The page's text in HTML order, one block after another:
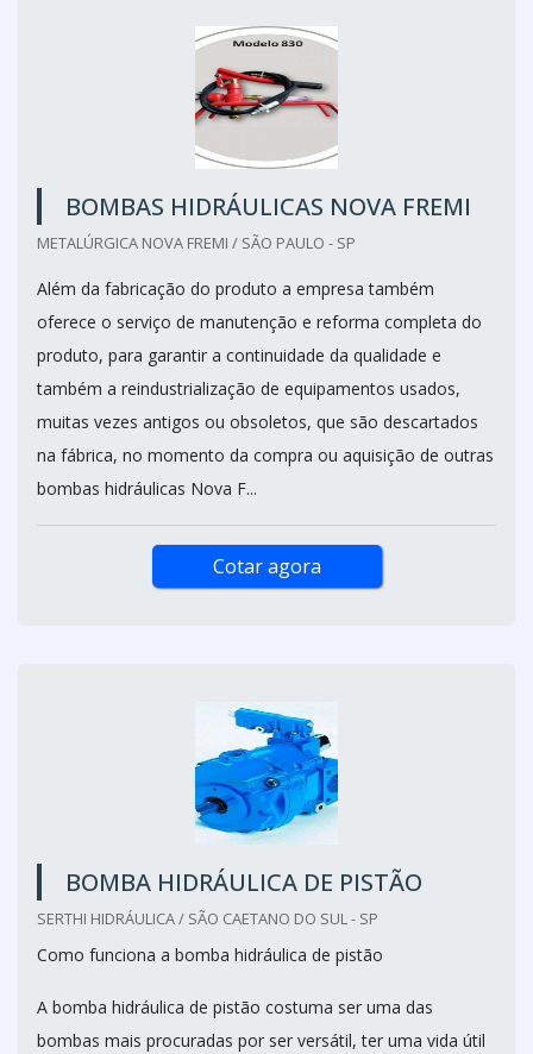
BOMBAS HIDRÁULICAS NOVA FREMI
METALÚRGICA NOVA FREMI / SÃO PAULO - SP
Além da fabricação do produto a empresa também
oferece o serviço de manutenção e reforma completa do
produto, para garantir a continuidade da qualidade e
também a reindustrialização de equipamentos usados,
muitas vezes antigos ou obsoletos, que são descartados
na fábrica, no momento da compra ou aquisição de outras
bombas hidráulicas Nova F...
Cotar agora
BOMBA HIDRÁULICA DE PISTÃO
SERTHI HIDRÁULICA / SÃO CAETANO DO SUL - SP
Como funciona a bomba hidráulica de pistão
A bomba hidráulica de pistão costuma ser uma das
bombas mais procuradas por ser versátil, ter uma vida útil